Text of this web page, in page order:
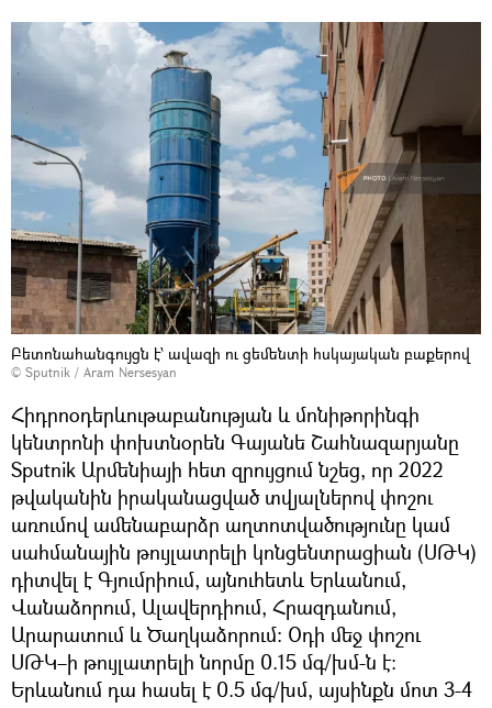
Բետոնահանգույցն է՝ ավազի ու ցեմենտի հսկայական բաքերով
© Sputnik / Aram Nersesyan
Հիդրոօդերևութաբանության և մոնիթորինգի
կենտրոնի փոխտնօրեն Գայանե Շահնազարյանը
Sputnik Արմենիայի հետ զրույցում նշեց, որ 2022
թվականին իրականացված տվյալներով փոշու
առումով ամենաբարձր աղտոտվածությունը կամ
սահմանային թույլատրելի կոնցենտրացիան (ՍԹԿ)
դիտվել է Գյումրիում, այնուհետև Երևանում,
Վանաձորում, Ալավերդիում, Հրազդանում,
Արարատում և Ծաղկաձորում։ Օդի մեջ փոշու
ՍԹԿ–ի թույլատրելի նորմը 0.15 մգ/խմ-ն է։
Երևանում դա հասել է 0.5 մգ/խմ, այսինքն մոտ 3-4